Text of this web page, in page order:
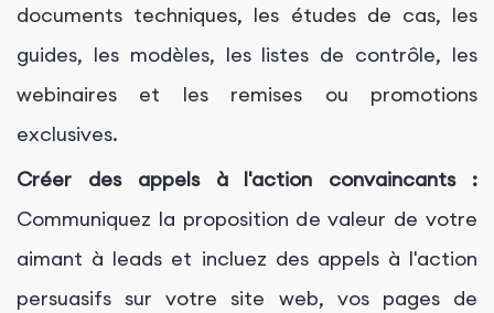
documents techniques, les études de cas, les
guides, les modèles, les listes de contrôle, les
webinaires et les remises ou promotions
exclusives.
Créer des appels à l'action convaincants :
Communiquez la proposition de valeur de votre
aimant à leads et incluez des appels à l'action
persuasifs sur votre site web, vos pages de